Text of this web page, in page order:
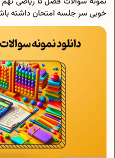
خوبی سر جلسه امتحان داشته